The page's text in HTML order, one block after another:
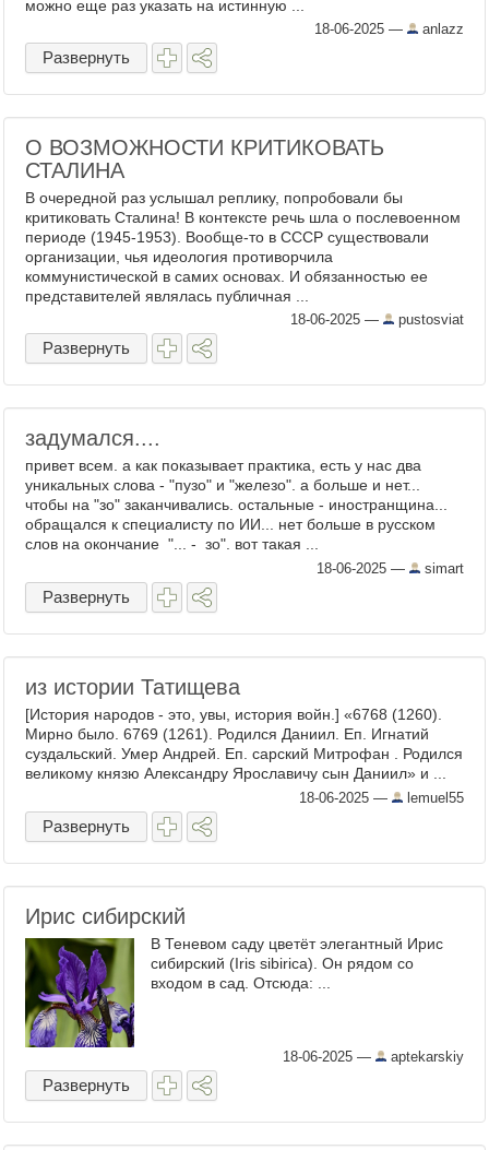
можно еще раз указать на истинную ...
18-06-2025 — anlazz
Развернуть
О ВОЗМОЖНОСТИ КРИТИКОВАТЬ
СТАЛИНА
В очередной раз услышал реплику, попробовали бы
критиковать Сталина! В контексте речь шла о послевоенном
периоде (1945-1953). Вообще-то в СССР существовали
организации, чья идеология противорчила
коммунистической в самих основах. И обязанностью ее
представителей являлась публичная ...
18-06-2025 — pustosviat
Развернуть
задумался....
привет всем. а как показывает практика, есть у нас два
уникальных слова - "пузо" и "железо". а больше и нет...
чтобы на "зо" заканчивались. остальные - иностранщина...
обращался к специалисту по ИИ... нет больше в русском
слов на окончание "... - зо". вот такая ...
18-06-2025 — simart
Развернуть
из истории Татищева
[История народов - это, увы, история войн.] «6768 (1260).
Мирно было. 6769 (1261). Родился Даниил. Еп. Игнатий
суздальский. Умер Андрей. Еп. сарский Митрофан . Родился
великому князю Александру Ярославичу сын Даниил» и ...
18-06-2025 — lemuel55
Развернуть
Ирис сибирский
В Теневом саду цветёт элегантный Ирис
сибирский (Iris sibirica). Он рядом со
входом в сад. Отсюда: ...
18-06-2025 — aptekarskiy
Развернуть